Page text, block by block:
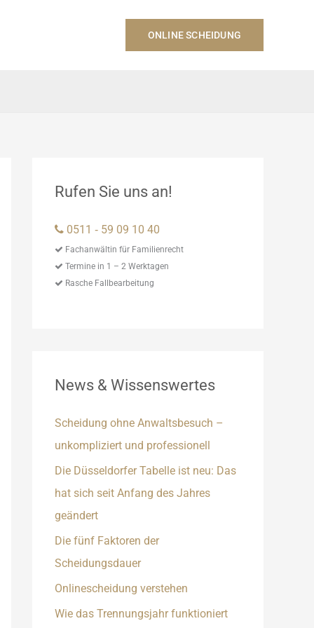
ONLINE SCHEIDUNG
Rufen Sie uns an!
0511 ‑ 59 09 10 40
Fachanwältin für Familienrecht
Termine in 1 – 2 Werktagen
Rasche Fallbearbeitung
News & Wissenswertes
Scheidung ohne Anwaltsbesuch –
unkompliziert und professionell
Die Düsseldorfer Tabelle ist neu: Das
hat sich seit Anfang des Jahres
geändert
Die fünf Faktoren der
Scheidungsdauer
Onlinescheidung verstehen
Wie das Trennungsjahr funktioniert